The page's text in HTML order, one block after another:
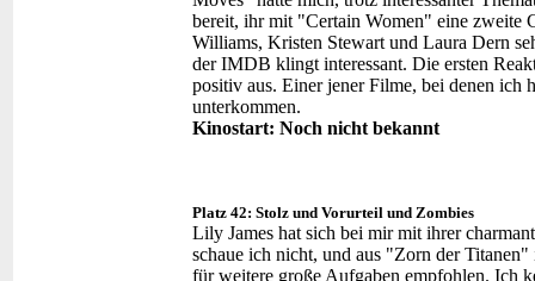
bereit, ihr mit "Certain Women" eine zweite
Williams, Kristen Stewart und Laura Dern
der IMDB klingt interessant. Die ersten
positiv aus. Einer jener Filme, bei denen ich
unterkommen.
Kinostart: Noch nicht bekannt
Platz 42: Stolz und Vorurteil und Zombies
Lily James hat sich bei mir mit ihrer
schaue ich nicht, und aus "Zorn der
für weitere große Aufgaben empfohlen. Ich